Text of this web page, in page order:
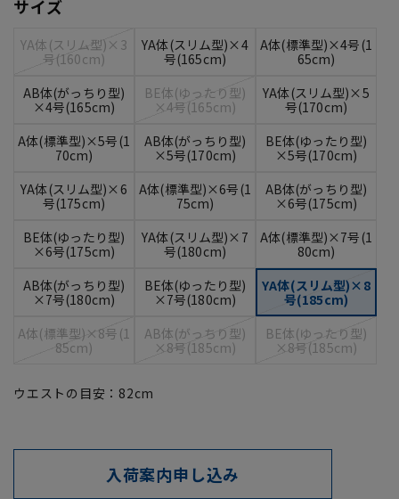
サイズ
YA体(スリム型)×3
号(160cm)
YA体(スリム型)×4
号(165cm)
A体(標準型)×4号(1
65cm)
AB体(がっちり型)
×4号(165cm)
BE体(ゆったり型)
×4号(165cm)
YA体(スリム型)×5
号(170cm)
A体(標準型)×5号(1
70cm)
AB体(がっちり型)
×5号(170cm)
BE体(ゆったり型)
×5号(170cm)
YA体(スリム型)×6
号(175cm)
A体(標準型)×6号(1
75cm)
AB体(がっちり型)
×6号(175cm)
BE体(ゆったり型)
×6号(175cm)
YA体(スリム型)×7
号(180cm)
A体(標準型)×7号(1
80cm)
AB体(がっちり型)
×7号(180cm)
BE体(ゆったり型)
×7号(180cm)
YA体(スリム型)×8
号(185cm)
A体(標準型)×8号(1
85cm)
AB体(がっちり型)
×8号(185cm)
BE体(ゆったり型)
×8号(185cm)
ウエストの目安： 82cm
入荷案内申し込み